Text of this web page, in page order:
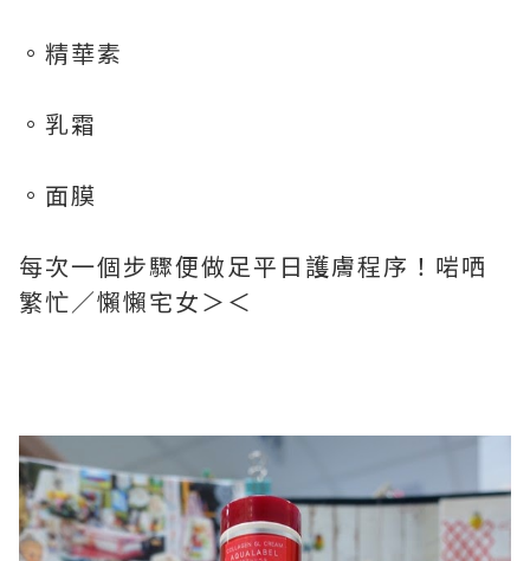
。精華素
。乳霜
。面膜
每次一個步驟便做足平日護膚程序！啱哂
繁忙／懶懶宅女＞＜